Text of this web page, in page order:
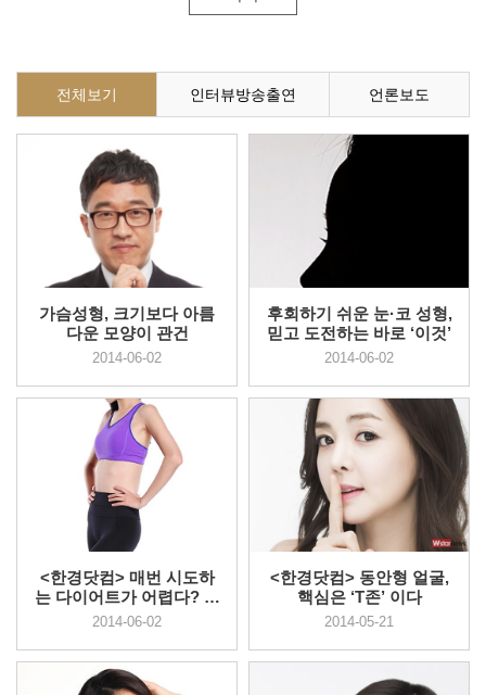
전체보기 인터뷰방송출연 언론보도
가슴성형, 크기보다 아름
다운 모양이 관건
2014-06-02
후회하기 쉬운 눈·코 성형,
믿고 도전하는 바로 ‘이것’
2014-06-02
<한경닷컴> 매번 시도하
는 다이어트가 어렵다? 가
장 효...
2014-06-02
<한경닷컴> 동안형 얼굴,
핵심은 ‘T존’ 이다
2014-05-21